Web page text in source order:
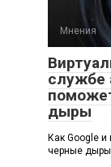
Мнения
службе
дыры
Как Google и
черные